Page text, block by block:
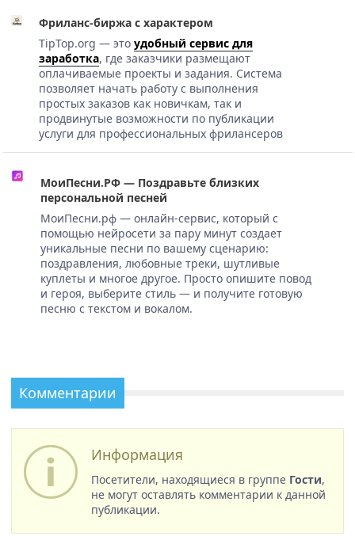
Фриланс-биржа с характером
TipTop.org — это удобный сервис для
заработка, где заказчики размещают
оплачиваемые проекты и задания. Система
позволяет начать работу с выполнения
простых заказов как новичкам, так и
продвинутые возможности по публикации
услуги для профессиональных фрилансеров
МоиПесни.РФ — Поздравьте близких
персональной песней
МоиПесни.рф — онлайн-сервис, который с
помощью нейросети за пару минут создает
уникальные песни по вашему сценарию:
поздравления, любовные треки, шутливые
куплеты и многое другое. Просто опишите повод
и героя, выберите стиль — и получите готовую
песню с текстом и вокалом.
Комментарии
Информация
Посетители, находящиеся в группе Гости,
не могут оставлять комментарии к данной
публикации.